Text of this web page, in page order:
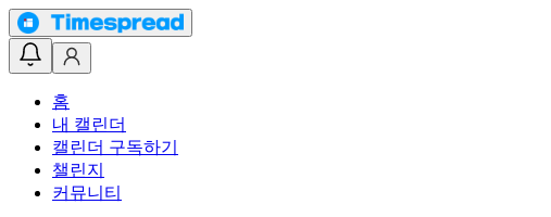
홈
내 캘린더
캘린더 구독하기
챌린지
커뮤니티